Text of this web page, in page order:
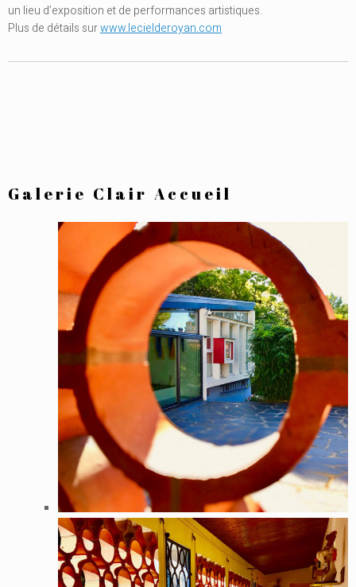
un lieu d’exposition et de performances artistiques.
Plus de détails surwww.lecielderoyan.com
Galerie Clair Accueil